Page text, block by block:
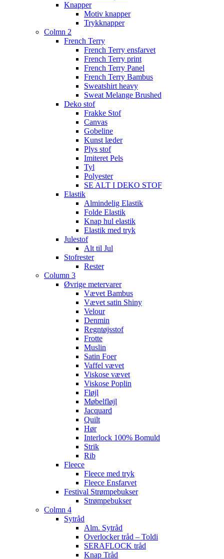
Knapper
Motiv knapper
Trykknapper
Colmn 2
French Terry
French Terry ensfarvet
French Terry print
French Terry Panel
French Terry Bambus
Sweatshirt heavy
Sweat Melange Brushed
Deko stof
Frakke Stof
Canvas
Gobeline
Kunst læder
Plys stof
Imiteret Pels
Tyl
Polyester
SE ALT I DEKO STOF
Elastik
Almindelig Elastik
Folde Elastik
Knap hul elastik
Elastik med tryk
Julestof
Alt til Jul
Stofrester
Rester
Column 3
Øvrige metervarer
Vævet Bambus
Vævet satin Shiny
Velour
Denmin
Regntøjsstof
Frotte
Muslin
Satin Foer
Vaffel vævet
Viskose vævet
Viskose Poplin
Fløjl
Møbelfløjl
Jacquard
Quilt
Hør
Interlock 100% Bomuld
Strik
Rib
Fleece
Fleece med tryk
Fleece Ensfarvet
Festival Strømpebukser
Strømpebukser
Colmn 4
Sytråd
Alm. Sytråd
Overlocker tråd – Toldi
SERAFLOCK tråd
Knap Tråd